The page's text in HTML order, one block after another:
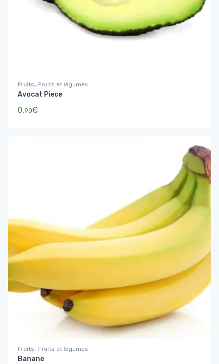
Fruits, Fruits et légumes
Avocat Piece
0,90€
Fruits, Fruits et légumes
Banane